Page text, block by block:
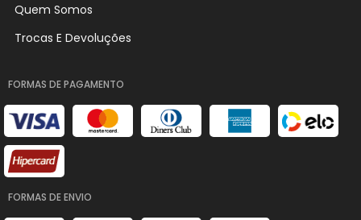
Quem Somos
Trocas E Devoluções
FORMAS DE PAGAMENTO
FORMAS DE ENVIO